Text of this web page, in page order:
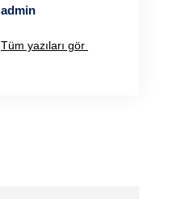
admin
Tüm yazıları gör